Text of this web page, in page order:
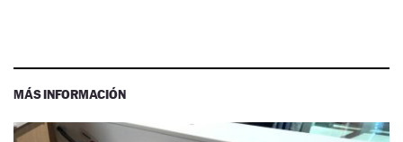
MÁS INFORMACIÓN